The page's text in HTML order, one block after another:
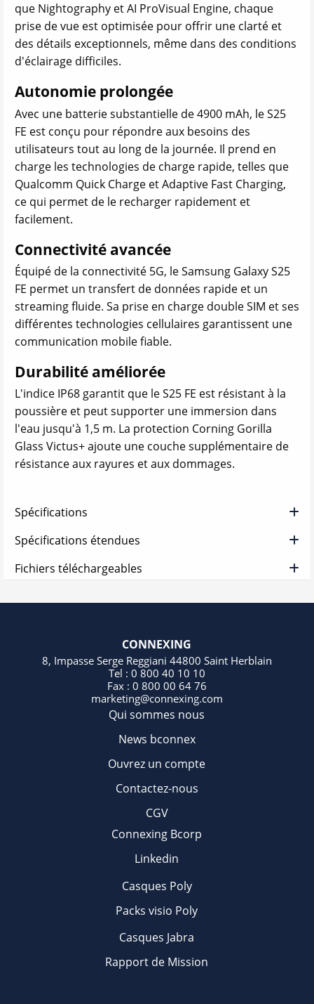
que Nightography et AI ProVisual Engine, chaque
prise de vue est optimisée pour offrir une clarté et
des détails exceptionnels, même dans des conditions
d'éclairage difficiles.
Autonomie prolongée
Avec une batterie substantielle de 4900 mAh, le S25
FE est conçu pour répondre aux besoins des
utilisateurs tout au long de la journée. Il prend en
charge les technologies de charge rapide, telles que
Qualcomm Quick Charge et Adaptive Fast Charging,
ce qui permet de le recharger rapidement et
facilement.
Connectivité avancée
Équipé de la connectivité 5G, le Samsung Galaxy S25
FE permet un transfert de données rapide et un
streaming fluide. Sa prise en charge double SIM et ses
différentes technologies cellulaires garantissent une
communication mobile fiable.
Durabilité améliorée
L'indice IP68 garantit que le S25 FE est résistant à la
poussière et peut supporter une immersion dans
l'eau jusqu'à 1,5 m. La protection Corning Gorilla
Glass Victus+ ajoute une couche supplémentaire de
résistance aux rayures et aux dommages.
Spécifications
Spécifications étendues
Fichiers téléchargeables
CONNEXING
8, Impasse Serge Reggiani 44800 Saint Herblain
Tel : 0 800 40 10 10
Fax : 0 800 00 64 76
marketing@connexing.com
Qui sommes nous
News bconnex
Ouvrez un compte
Contactez-nous
CGV
Connexing Bcorp
Linkedin
Casques Poly
Packs visio Poly
Casques Jabra
Rapport de Mission